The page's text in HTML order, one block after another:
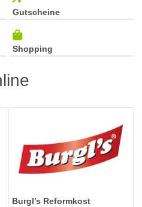
Gutscheine
Shopping
Burgl’s Reformkost